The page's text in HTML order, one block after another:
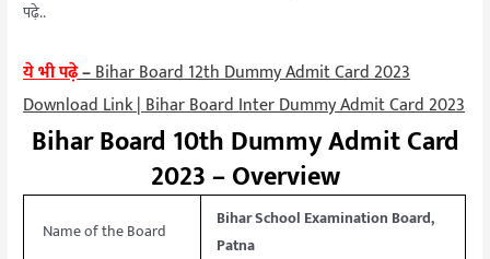
पढ़े..
ये भी पढ़े–Bihar Board 12th Dummy Admit Card 2023
Download Link | Bihar Board Inter Dummy Admit Card 2023
Bihar Board 10th Dummy Admit Card
2023 – Overview
Name of the Board
Bihar School Examination Board,
Patna